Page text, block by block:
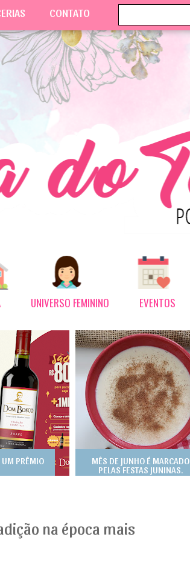
UNIVERSO FEMININO EVENTOS
UM PRÊMIO
MÊS DE JUNHO É MARCADO
PELAS FESTAS JUNINAS.
na época mais
CONTATO